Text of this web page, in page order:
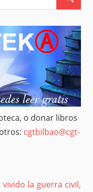
o donar libros
cgtbilbao@cgt-
la guerra civil,